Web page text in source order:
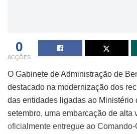
0
ACÇÕES
O Gabinete de Administração de
destacado na modernização dos
das entidades ligadas ao Ministério
setembro, uma embarcação de alta
oficialmente entregue ao